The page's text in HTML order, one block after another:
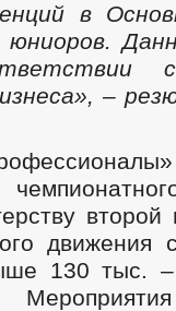
в
–
движения
130 тыс. –